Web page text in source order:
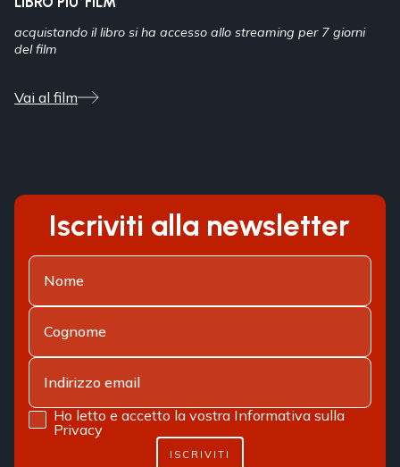
acquistando il libro si ha accesso allo streaming per 7 giorni
del film
Vai al film
Iscriviti alla newsletter
Ho letto e accetto la vostra Informativa sulla
Privacy
ISCRIVITI